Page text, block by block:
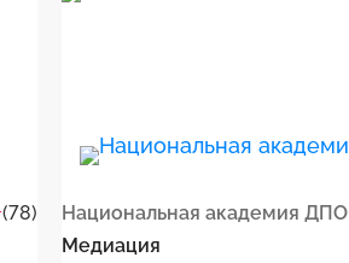
(78)
Национальная академия ДПО
Медиация